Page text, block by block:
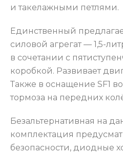
и такелажными петлями.
Единственный
силовой агрегат — 1,5-
в сочетании с
коробкой. Развивает
Также в оснащение SF1
тормоза на передних
Безальтернативная на
комплектация
безопасности, диодные